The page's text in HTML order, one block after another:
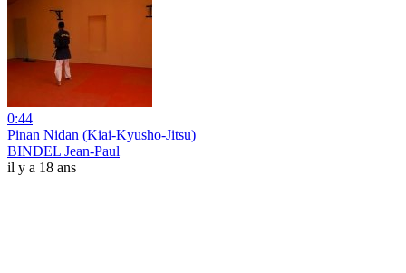
0:44
Pinan Nidan (Kiai-Kyusho-Jitsu)
BINDEL Jean-Paul
il y a 18 ans